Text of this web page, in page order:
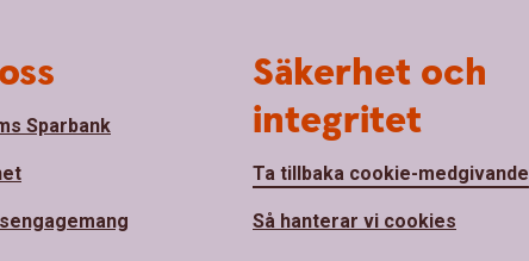
Sparbank
Säkerhet och
integritet
Ta tillbaka cookie-medgivande
Så hanterar vi cookies